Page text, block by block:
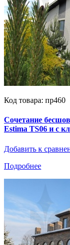
Код товара: пр460
Сочетание
Estima TS06 и с
Добавить к
Подробнее